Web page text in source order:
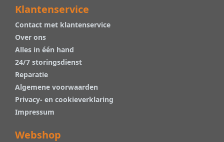
Klantenservice
Contact met klantenservice
Over ons
Alles in één hand
24/7 storingsdienst
Reparatie
Algemene voorwaarden
Privacy- en cookieverklaring
Impressum
Webshop